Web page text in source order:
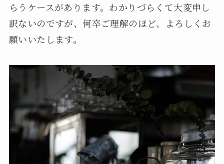
らうケースがあります。わかりづらくて大変申し
訳ないのですが、何卒ご理解のほど、よろしくお
願いいたします。